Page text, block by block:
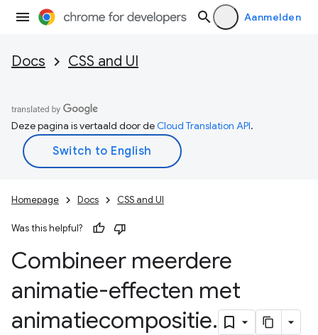
Aanmelden
Docs CSS and UI
Deze pagina is vertaald door deCloud Translation API.
Homepage Docs CSS and UI
Was this helpful?
Combineer meerdere
animatie-effecten met
animatiecompositie.